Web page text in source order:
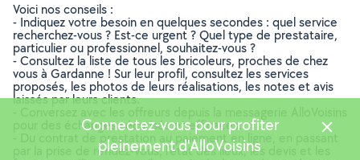
Voici nos conseils :
- Indiquez votre besoin en quelques secondes : quel service
recherchez-vous ? Est-ce urgent ? Quel type de prestataire,
particulier ou professionnel, souhaitez-vous ?
- Consultez la liste de tous les bricoleurs, proches de chez
vous à Gardanne ! Sur leur profil, consultez les services
proposés, les photos de leurs réalisations, les notes et avis
laissés par leurs clients.
pour des échanges sécurisés et efficaces.
- Du contrat de prestation au paiement en ligne, en passant
par la prise de rendez-vous, l’état des lieux, les devis et les
Connectez-vous pour profiter
pleinement d'AlloVoisins